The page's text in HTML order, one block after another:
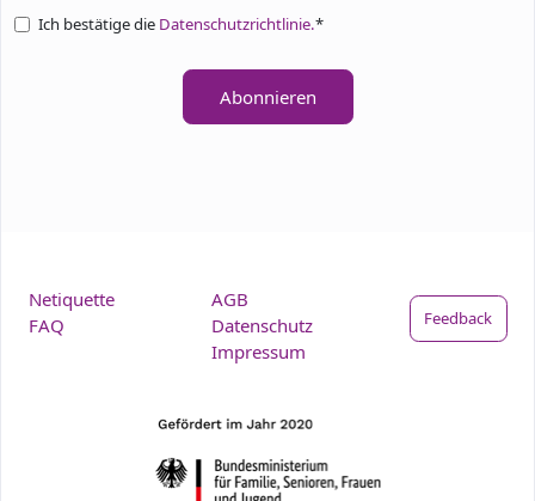
Ich bestätige die Datenschutzrichtlinie.*
Abonnieren
Netiquette
FAQ
AGB
Datenschutz
Impressum
Feedback